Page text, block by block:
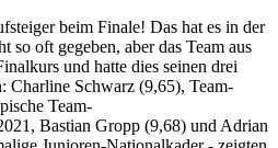
beim Finale! Das hat es in der
so oft gegeben, aber das Team aus
und hatte dies seinen drei
Charline Schwarz (9,65), Team-
Team-
Bastian Gropp (9,68) und Adrian